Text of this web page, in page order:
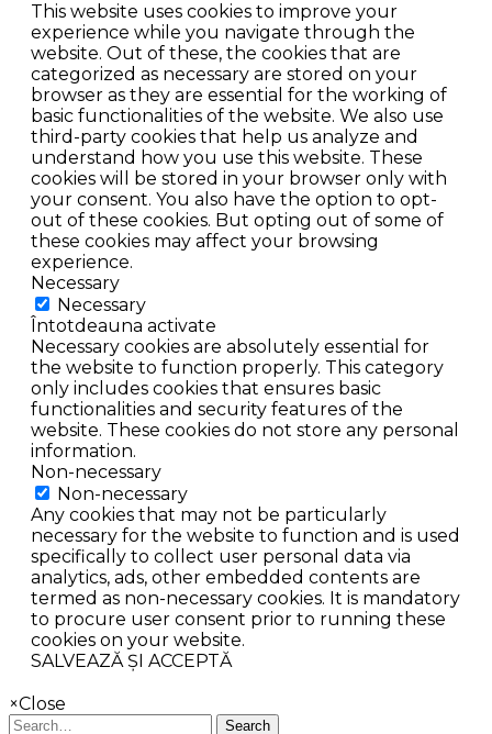
This website uses cookies to improve your
experience while you navigate through the
website. Out of these, the cookies that are
categorized as necessary are stored on your
browser as they are essential for the working of
basic functionalities of the website. We also use
third-party cookies that help us analyze and
understand how you use this website. These
cookies will be stored in your browser only with
your consent. You also have the option to opt-
out of these cookies. But opting out of some of
these cookies may affect your browsing
experience.
Necessary
Necessary
Întotdeauna activate
Necessary cookies are absolutely essential for
the website to function properly. This category
only includes cookies that ensures basic
functionalities and security features of the
website. These cookies do not store any personal
information.
Non-necessary
Non-necessary
Any cookies that may not be particularly
necessary for the website to function and is used
specifically to collect user personal data via
analytics, ads, other embedded contents are
termed as non-necessary cookies. It is mandatory
to procure user consent prior to running these
cookies on your website.
SALVEAZĂ ȘI ACCEPTĂ
×Close
Search